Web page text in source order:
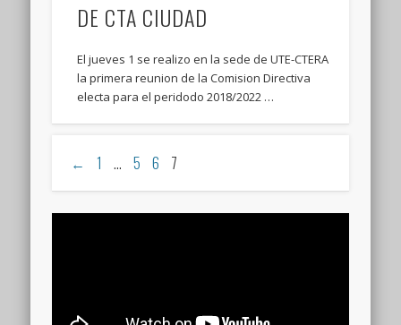
DE CTA CIUDAD
El jueves 1 se realizo en la sede de UTE-CTERA
la primera reunion de la Comision Directiva
electa para el peridodo 2018/2022 …
← 1 … 5 6 7